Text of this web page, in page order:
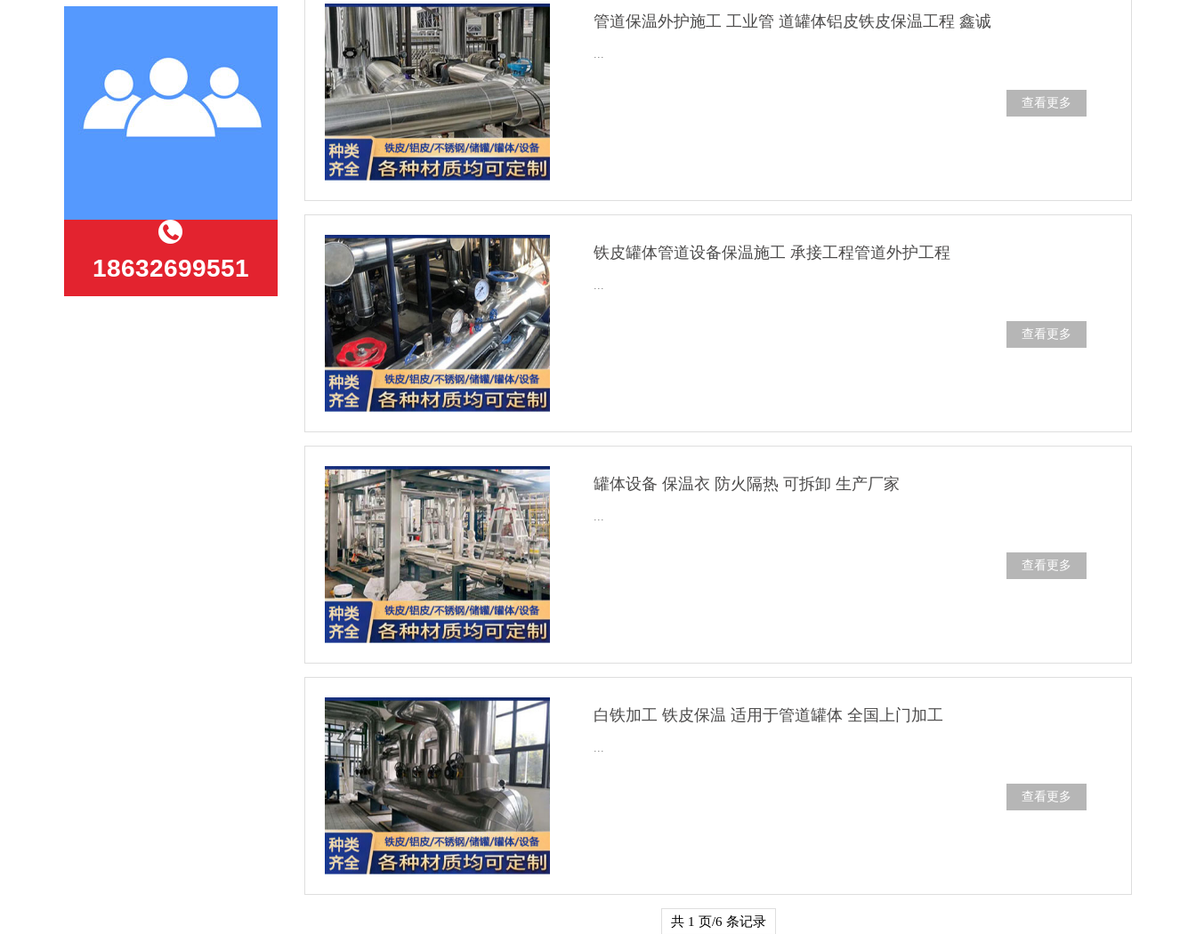
18632699551
管道保温外护施工 工业管 道罐体铝皮铁皮保温工程 鑫诚
查看更多
铁皮罐体管道设备保温施工 承接工程管道外护工程
查看更多
罐体设备 保温衣 防火隔热 可拆卸 生产厂家
查看更多
白铁加工 铁皮保温 适用于管道罐体 全国上门加工
查看更多
共 1 页/6 条记录